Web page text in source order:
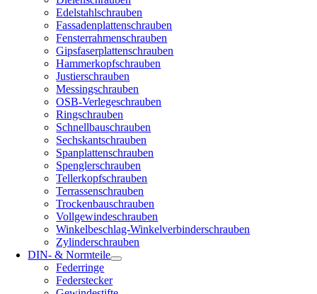
Edelstahlschrauben
Fassadenplattenschrauben
Fensterrahmenschrauben
Gipsfaserplattenschrauben
Hammerkopfschrauben
Justierschrauben
Messingschrauben
OSB-Verlegeschrauben
Ringschrauben
Schnellbauschrauben
Sechskantschrauben
Spanplattenschrauben
Spenglerschrauben
Tellerkopfschrauben
Terrassenschrauben
Trockenbauschrauben
Vollgewindeschrauben
Winkelbeschlag-Winkelverbinderschrauben
Zylinderschrauben
DIN- & Normteile
Federringe
Federstecker